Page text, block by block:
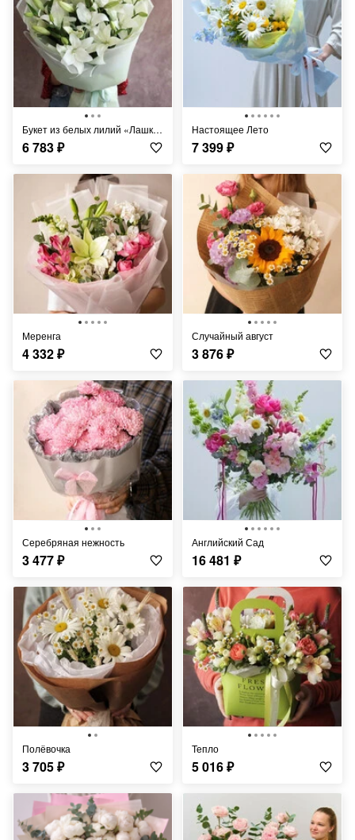
Букет из белых лилий «Лашка»
6 783₽
Настоящее Лето
7 399₽
Меренга
4 332₽
Случайный август
3 876₽
Серебряная нежность
3 477₽
Английский Сад
16 481 ₽
Полёвочка
3 705₽
Тепло
5 016₽